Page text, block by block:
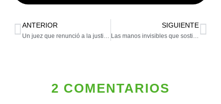
ANTERIOR
Un juez que renunció a la justicia
SIGUIENTE
Las manos invisibles que sostienen la república
2 COMENTARIOS